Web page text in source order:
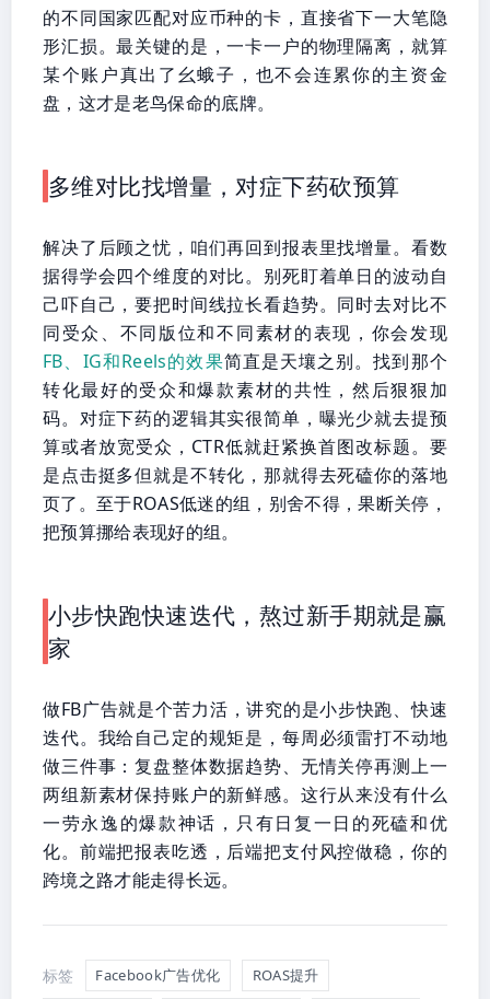
的不同国家匹配对应币种的卡，直接省下一大笔隐
形汇损。最关键的是，一卡一户的物理隔离，就算
某个账户真出了幺蛾子，也不会连累你的主资金
盘，这才是老鸟保命的底牌。
多维对比找增量，对症下药砍预算
解决了后顾之忧，咱们再回到报表里找增量。看数
据得学会四个维度的对比。别死盯着单日的波动自
己吓自己，要把时间线拉长看趋势。同时去对比不
同受众、不同版位和不同素材的表现，你会发现
FB、IG和Reels的效果简直是天壤之别。找到那个
转化最好的受众和爆款素材的共性，然后狠狠加
码。对症下药的逻辑其实很简单，曝光少就去提预
算或者放宽受众，CTR低就赶紧换首图改标题。要
是点击挺多但就是不转化，那就得去死磕你的落地
页了。至于ROAS低迷的组，别舍不得，果断关停，
把预算挪给表现好的组。
小步快跑快速迭代，熬过新手期就是赢
家
做FB广告就是个苦力活，讲究的是小步快跑、快速
迭代。我给自己定的规矩是，每周必须雷打不动地
做三件事：复盘整体数据趋势、无情关停再测上一
两组新素材保持账户的新鲜感。这行从来没有什么
一劳永逸的爆款神话，只有日复一日的死磕和优
化。前端把报表吃透，后端把支付风控做稳，你的
跨境之路才能走得长远。
标签 Facebook广告优化 ROAS提升